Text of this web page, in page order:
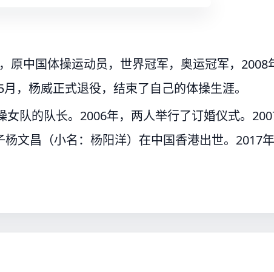
原中国体操运动员，世界冠军，奥运冠军，2008
，杨威正式退役，结束了自己的体操生涯。
队的队长。2006年，两人举行了订婚仪式。
文昌（小名：杨阳洋）在中国香港出世。2017